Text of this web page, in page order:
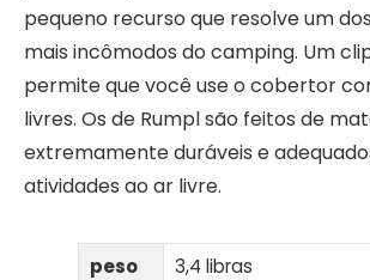
pequeno recurso que resolve um
mais incômodos do camping. Um
permite que você use o cobertor
livres. Os de Rumpl são feitos de
extremamente duráveis ​​e
atividades ao ar livre.
peso
3,4 libras